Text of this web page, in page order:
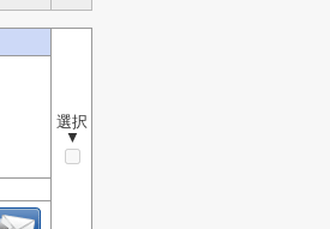
選択
▼